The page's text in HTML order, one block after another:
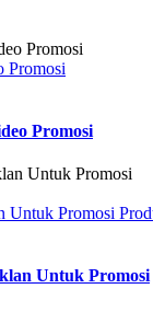
Promosi
Promosi
Untuk Promosi
Untuk Promosi